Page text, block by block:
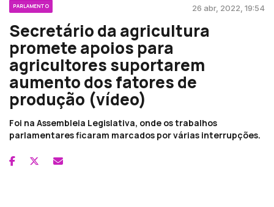
PARLAMENTO 26 abr, 2022, 19:54
Secretário da agricultura
promete apoios para
agricultores suportarem
aumento dos fatores de
produção (vídeo)
Foi na Assembleia Legislativa, onde os trabalhos
parlamentares ficaram marcados por várias interrupções.